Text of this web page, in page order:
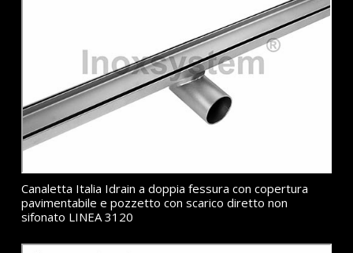
Canaletta Italia Idrain a doppia fessura con copertura
pavimentabile e pozzetto con scarico diretto non
sifonato LINEA 3120